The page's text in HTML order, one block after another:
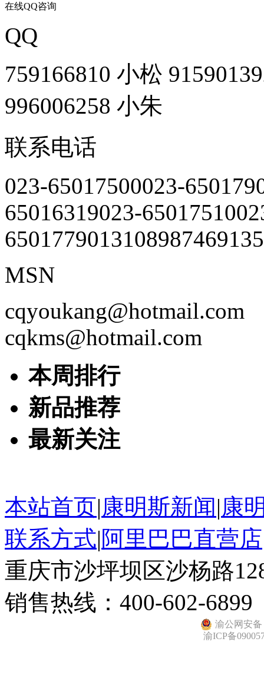
在线QQ咨询
QQ
759166810 小松
996006258 小朱
联系电话
023-65017500023-
65016319023-65017510
6501779013108987469
MSN
cqyoukang@hotmail.com
cqkms@hotmail.com
本周排行
新品推荐
最新关注
本站首页|康明斯新闻|康
联系方式|阿里巴巴直营店
重庆市沙坪坝区沙杨路
销售热线：400-602-6899
渝公网安备
渝ICP备